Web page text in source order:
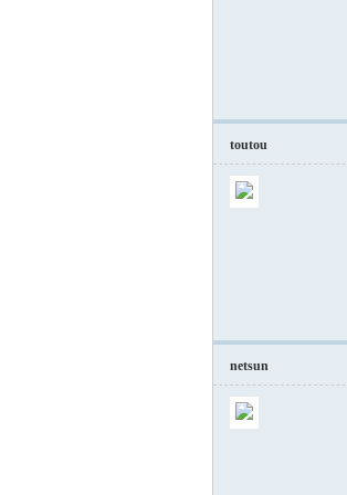
toutou
netsun